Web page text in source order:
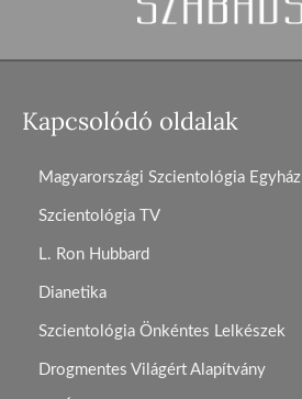
Kapcsolódó oldalak
Magyarországi Szcientológia Egyház
Szcientológia TV
L. Ron Hubbard
Dianetika
Szcientológia Önkéntes Lelkészek
Drogmentes Világért Alapítvány